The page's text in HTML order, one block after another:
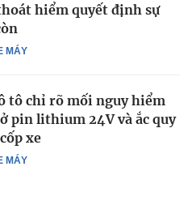
MÁY
hiểm quyết định sự
MÁY
tô chỉ rõ mối nguy hiểm
pin lithium 24V và ắc quy
xe